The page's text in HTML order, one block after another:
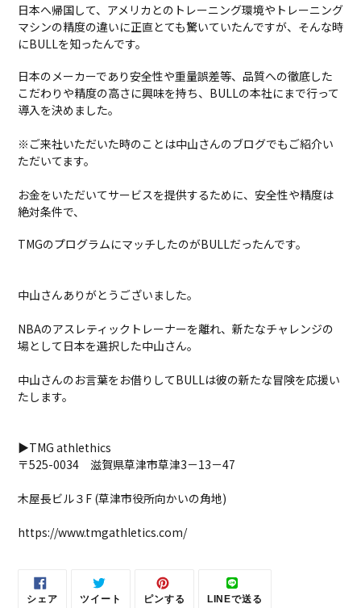
日本へ帰国して、アメリカとのトレーニング環境やトレーニング
マシンの精度の違いに正直とても驚いていたんですが、そんな時
にBULLを知ったんです。
日本のメーカーであり安全性や重量誤差等、品質への徹底した
こだわりや精度の高さに興味を持ち、BULLの本社にまで行って
導入を決めました。
※ご来社いただいた時のことは中山さんのブログでもご紹介い
ただいてます。
お金をいただいてサービスを提供するために、安全性や精度は
絶対条件で、
TMGのプログラムにマッチしたのがBULLだったんです。
中山さんありがとうございました。
NBAのアスレティックトレーナーを離れ、新たなチャレンジの
場として日本を選択した中山さん。
中山さんのお言葉をお借りしてBULLは彼の新たな冒険を応援い
たします。
▶TMG athlethics
〒525-0034 滋賀県草津市草津3－13－47
木屋長ビル３F (草津市役所向かいの角地)
https://www.tmgathletics.com/
シェア
ツイート
ピンする
LINEで送る